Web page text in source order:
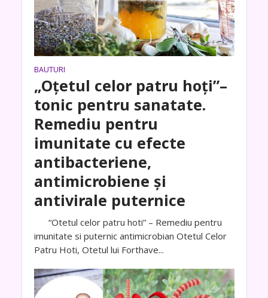
BAUTURI
„Oțetul celor patru hoți”–
tonic pentru sanatate.
Remediu pentru
imunitate cu efecte
antibacteriene,
antimicrobiene și
antivirale puternice
“Otetul celor patru hoti” – Remediu pentru
imunitate si puternic antimicrobian Otetul Celor
Patru Hoti, Otetul lui Forthave...